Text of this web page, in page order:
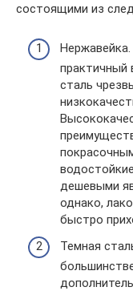
состоящими из
практичный
сталь
дешевыми
однако,
быстро
Темная